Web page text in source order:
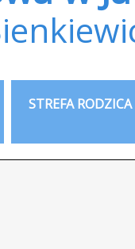
STREFA RODZICA